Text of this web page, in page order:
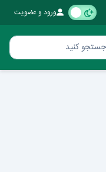
ورود و عضویت